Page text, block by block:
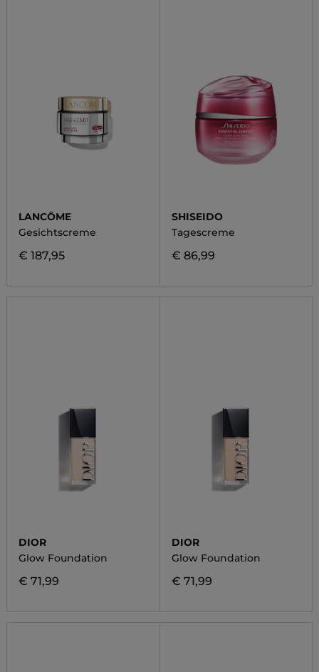
LANCÔME
Gesichtscreme
€ 187,95
SHISEIDO
Tagescreme
€ 86,99
DIOR
Glow Foundation
€ 71,99
DIOR
Glow Foundation
€ 71,99